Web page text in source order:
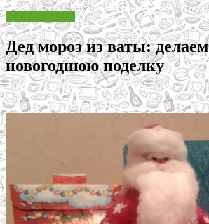
Дед мороз из ваты: делаем
новогоднюю поделку